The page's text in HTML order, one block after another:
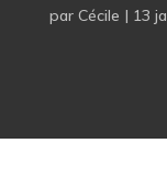
par Cécile | 13